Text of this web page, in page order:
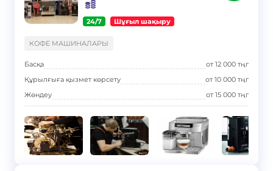
24/7 Шұғыл шақыру
КОФЕ МАШИНАЛАРЫ
Басқа от12 000 тңг
Құрылғыға қызмет көрсету
от10 000 тңг
Жөндеу
от15 000 тңг